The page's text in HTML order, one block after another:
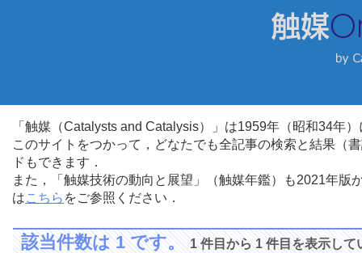
「触媒（Catalysts and Catalysis）」は1959年（昭和34年
このサイトをつかって，どなたでも全記事の検索と結果（
ドもできます．
また，「触媒技術の動向と展望」（触媒年鑑）も2021年
はこちら をご参照ください．
該当件数は 1 です。1 件目から 1 件目を表示して